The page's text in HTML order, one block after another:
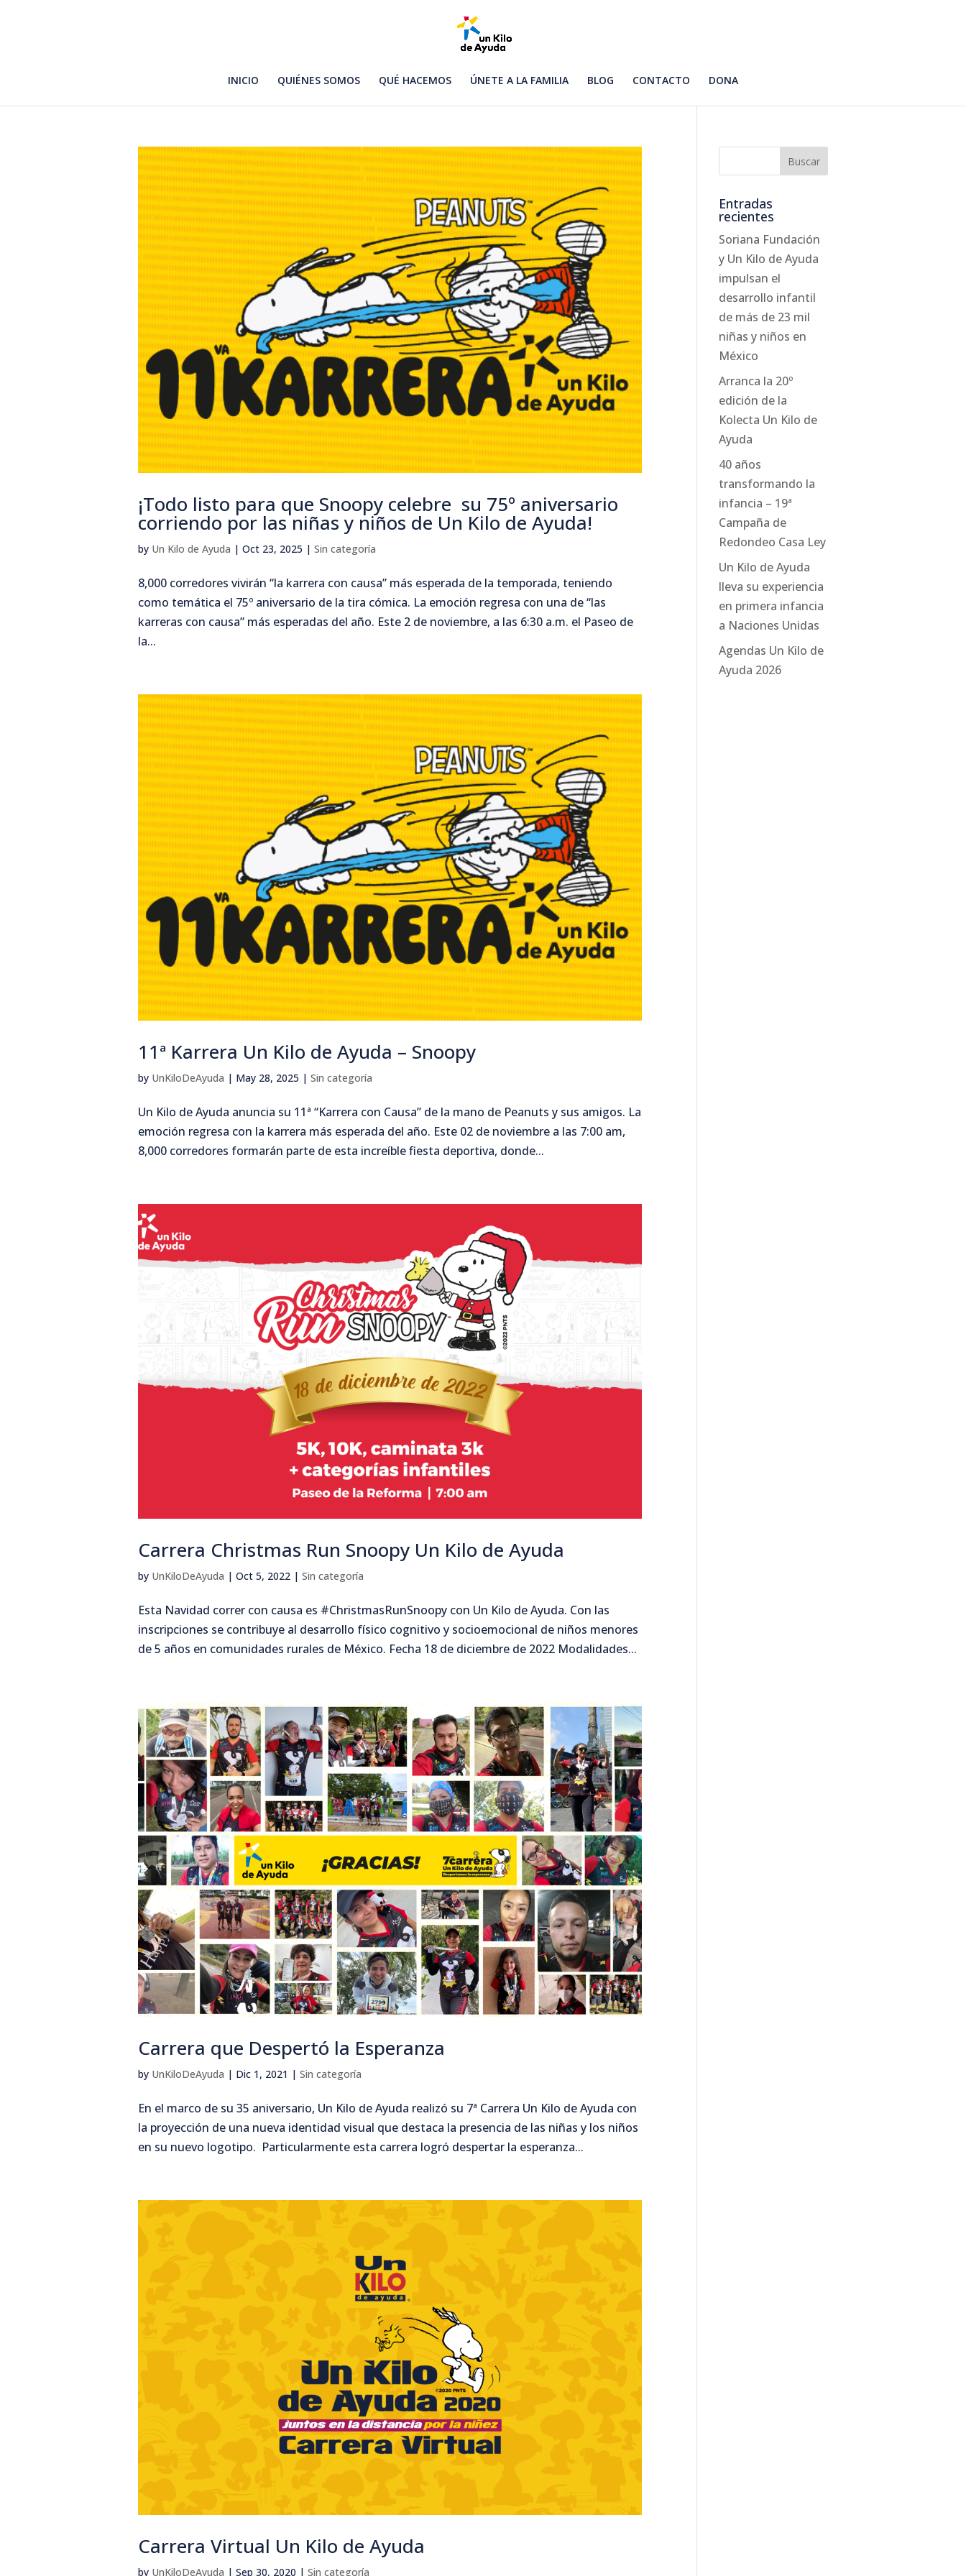
INICIO QUIÉNES SOMOS QUÉ HACEMOS ÚNETE A LA FAMILIA BLOG CONTACTO DONA
¡Todo listo para que Snoopy celebre su 75º aniversario
corriendo por las niñas y niños de Un Kilo de Ayuda!
by Un Kilo de Ayuda | Oct 23, 2025 | Sin categoría
8,000 corredores vivirán “la karrera con causa” más esperada de la temporada, teniendo
como temática el 75º aniversario de la tira cómica. La emoción regresa con una de “las
karreras con causa” más esperadas del año. Este 2 de noviembre, a las 6:30 a.m. el Paseo de
la...
11ª Karrera Un Kilo de Ayuda – Snoopy
by UnKiloDeAyuda | May 28, 2025 | Sin categoría
Un Kilo de Ayuda anuncia su 11ª “Karrera con Causa” de la mano de Peanuts y sus amigos. La
emoción regresa con la karrera más esperada del año. Este 02 de noviembre a las 7:00 am,
8,000 corredores formarán parte de esta increíble fiesta deportiva, donde...
Carrera Christmas Run Snoopy Un Kilo de Ayuda
by UnKiloDeAyuda | Oct 5, 2022 | Sin categoría
Esta Navidad correr con causa es #ChristmasRunSnoopy con Un Kilo de Ayuda. Con las
inscripciones se contribuye al desarrollo físico cognitivo y socioemocional de niños menores
de 5 años en comunidades rurales de México. Fecha 18 de diciembre de 2022 Modalidades...
Carrera que Despertó la Esperanza
by UnKiloDeAyuda | Dic 1, 2021 | Sin categoría
En el marco de su 35 aniversario, Un Kilo de Ayuda realizó su 7ª Carrera Un Kilo de Ayuda con
la proyección de una nueva identidad visual que destaca la presencia de las niñas y los niños
en su nuevo logotipo. Particularmente esta carrera logró despertar la esperanza...
Carrera Virtual Un Kilo de Ayuda
by UnKiloDeAyuda | Sep 30, 2020 | Sin categoría
Entradas
recientes
Soriana Fundación
y Un Kilo de Ayuda
impulsan el
desarrollo infantil
de más de 23 mil
niñas y niños en
México
Arranca la 20º
edición de la
Kolecta Un Kilo de
Ayuda
40 años
transformando la
infancia – 19ª
Campaña de
Redondeo Casa Ley
Un Kilo de Ayuda
lleva su experiencia
en primera infancia
a Naciones Unidas
Agendas Un Kilo de
Ayuda 2026